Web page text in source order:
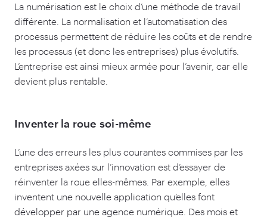
La numérisation est le choix d’une méthode de travail
différente. La normalisation et l’automatisation des
processus permettent de réduire les coûts et de rendre
les processus (et donc les entreprises) plus évolutifs.
L’entreprise est ainsi mieux armée pour l’avenir, car elle
devient plus rentable.
Inventer la roue soi-même
L’une des erreurs les plus courantes commises par les
entreprises axées sur l’innovation est d’essayer de
réinventer la roue elles-mêmes. Par exemple, elles
inventent une nouvelle application qu’elles font
développer par une agence numérique. Des mois et